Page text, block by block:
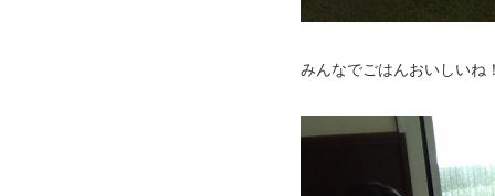
みんなでごはんおいしいね